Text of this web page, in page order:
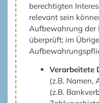
berechtigten
relevant sein
Aufbewahrung der
überprüft; im
Verarbeitete
(z.B. Namen,
(z.B.